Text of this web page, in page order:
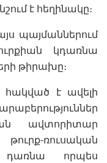
է հեղինակը։
պայմաններում
կդառնա
թիրախը։
է ավելի
ավտորիտար
ռուսական
դառնա որպես